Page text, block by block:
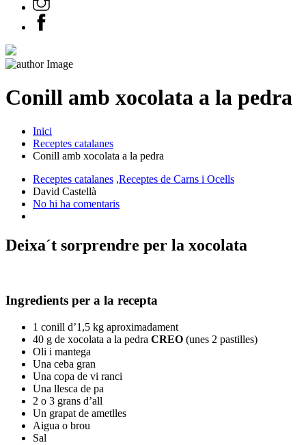
Conill amb xocolata a la pedra
Inici
Receptes catalanes
Conill amb xocolata a la pedra
Receptes catalanes ,Receptes de Carns i Ocells
David Castellà
No hi ha comentaris
Deixa´t sorprendre per la xocolata
Ingredients per a la recepta
1 conill d’1,5 kg aproximadament
40 g de xocolata a la pedra CREO (unes 2 pastilles)
Oli i mantega
Una ceba gran
Una copa de vi ranci
Una llesca de pa
2 o 3 grans d’all
Un grapat de ametlles
Aigua o brou
Sal